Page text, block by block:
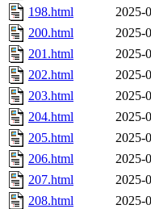
198.html
2025-
200.html
2025-
201.html
2025-
202.html
2025-
203.html
2025-
204.html
2025-
205.html
2025-
206.html
2025-
207.html
2025-
208.html
2025-